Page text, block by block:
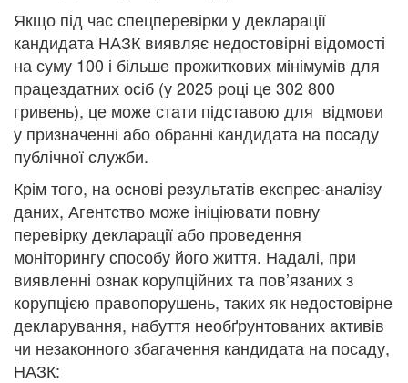
Якщо під час спецперевірки у декларації
кандидата НАЗК виявляє недостовірні відомості
на суму 100 і більше прожиткових мінімумів для
працездатних осіб (у 2025 році це 302 800
гривень), це може стати підставою для відмови
у призначенні або обранні кандидата на посаду
публічної служби.
Крім того, на основі результатів експрес-аналізу
даних, Агентство може ініціювати повну
перевірку декларації або проведення
моніторингу способу його життя. Надалі, при
виявленні ознак корупційних та пов’язаних з
корупцією правопорушень, таких як недостовірне
декларування, набуття необґрунтованих активів
чи незаконного збагачення кандидата на посаду,
НАЗК: